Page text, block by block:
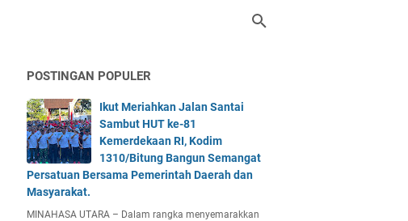
POSTINGAN POPULER
Ikut Meriahkan Jalan Santai
Sambut HUT ke-81
Kemerdekaan RI, Kodim
1310/Bitung Bangun Semangat
Persatuan Bersama Pemerintah Daerah dan
Masyarakat.
MINAHASA UTARA – Dalam rangka menyemarakkan